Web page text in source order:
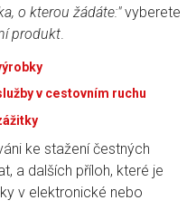
o kterou žádáte:"vyberete
produkt.
v cestovním ruchu
ke stažení čestných
a dalších příloh, které je
v elektronické nebo